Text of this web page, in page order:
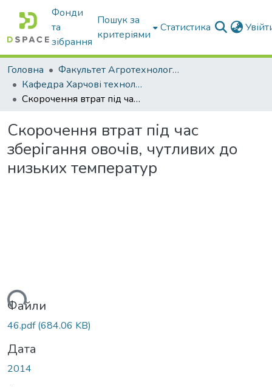
Фонди
та
зібрання
Пошук за
критеріями
Статистика
Головна
Факультет Агротехнологій та екології
Кафедра Харчові технологіі та готельно-ресторанна справа
Скорочення втрат під час зберігання овочів, чутливих до низьких температур
Скорочення втрат під час
зберігання овочів, чутливих до
низьких температур
Файли
46.pdf(684.06 KB)
Дата
2014